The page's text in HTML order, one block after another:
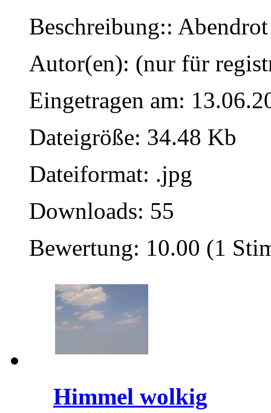
Beschreibung:: Abendrot
Autor(en): (nur für
Eingetragen am:
Dateigröße: 34.48 Kb
Dateiformat: .jpg
Downloads: 55
Bewertung: 10.00 (1
Himmel wolkig